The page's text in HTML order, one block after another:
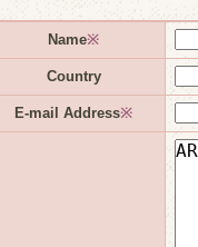
Name※
Country
E-mail Address※